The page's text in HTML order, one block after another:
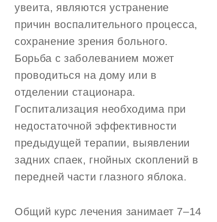
увеита, являются устранение
причин воспалительного процесса,
сохранение зрения больного.
Борьба с заболеванием может
проводиться на дому или в
отделении стационара.
Госпитализация необходима при
недостаточной эффективности
предыдущей терапии, выявлении
задних спаек, гнойных скоплений в
передней части глазного яблока.
Общий курс лечения занимает 7–14